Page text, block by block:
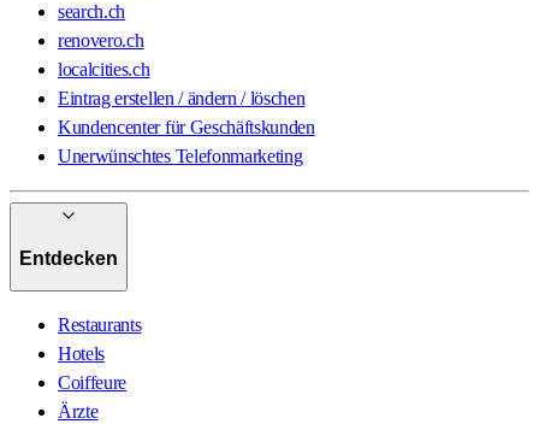
search.ch
renovero.ch
localcities.ch
Eintrag erstellen / ändern / löschen
Kundencenter für Geschäftskunden
Unerwünschtes Telefonmarketing
Entdecken
Restaurants
Hotels
Coiffeure
Ärzte